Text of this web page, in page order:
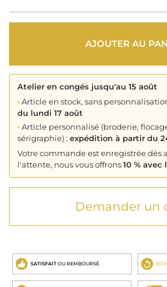
AJOUTER AU
Atelier en congés jusqu'au 15 août
•Article en stock, sans
du lundi 17 août
•Article personnalisé (broderie,
sérigraphie) : expédition à partir du
Votre commande est enregistrée dès
l'attente, nous vous offrons10 % avec
Demander un
SATISFAIT OU REMBOURSÉ